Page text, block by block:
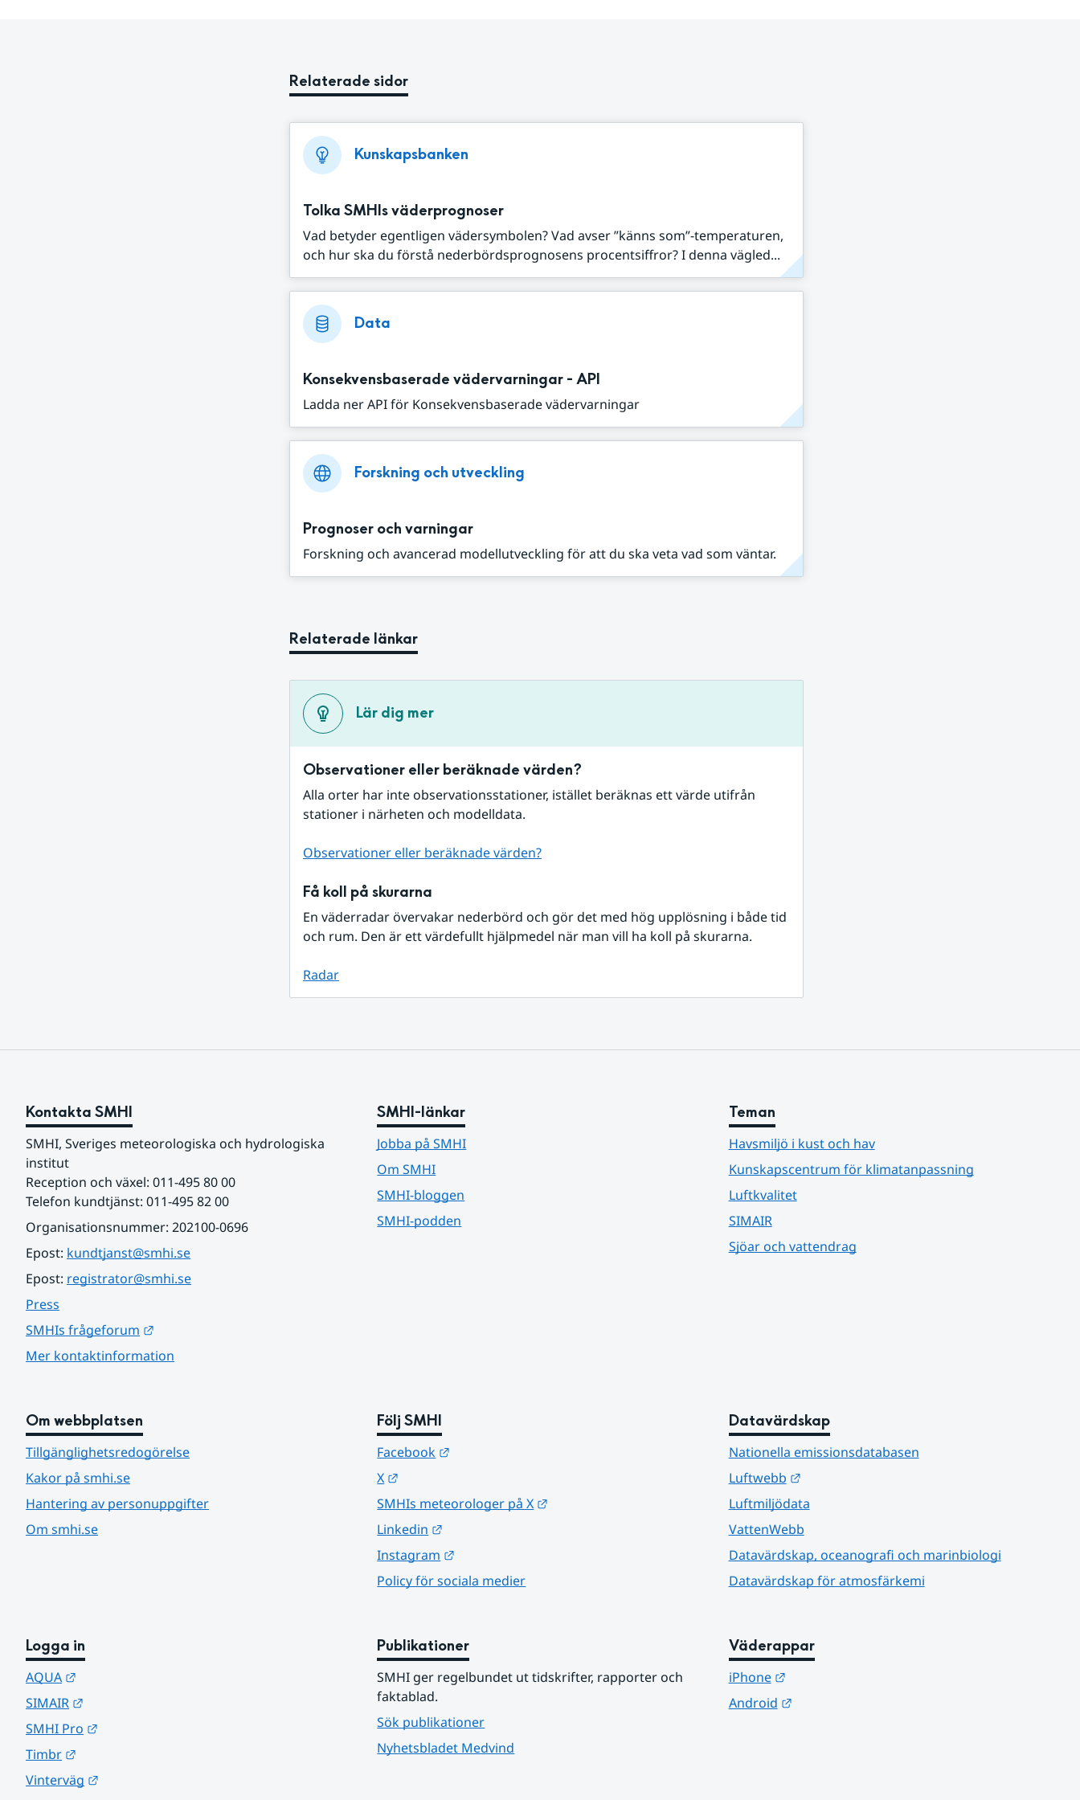
Relaterade sidor
Kunskapsbanken
Tolka SMHIs väderprognoser
Vad betyder egentligen vädersymbolen? Vad avser ”känns som”-temperaturen,
och hur ska du förstå nederbördsprognosens procentsiffror? I denna vägled...
Data
Konsekvensbaserade vädervarningar - API
Ladda ner API för Konsekvensbaserade vädervarningar
Forskning och utveckling
Prognoser och varningar
Forskning och avancerad modellutveckling för att du ska veta vad som väntar.
Relaterade länkar
Lär dig mer
Observationer eller beräknade värden?
Alla orter har inte observationsstationer, istället beräknas ett värde utifrån
stationer i närheten och modelldata.
Observationer eller beräknade värden?
Få koll på skurarna
En väderradar övervakar nederbörd och gör det med hög upplösning i både tid
och rum. Den är ett värdefullt hjälpmedel när man vill ha koll på skurarna.
Radar
Kontakta SMHI
SMHI, Sveriges meteorologiska och hydrologiska
institut
Reception och växel: 011-495 80 00
Telefon kundtjänst: 011-495 82 00
Organisationsnummer: 202100-0696
Epost: kundtjanst@smhi.se
Epost: registrator@smhi.se
Press
SMHIs frågeforum
Mer kontaktinformation
SMHI-länkar
Jobba på SMHI
Om SMHI
SMHI-bloggen
SMHI-podden
Teman
Havsmiljö i kust och hav
Kunskapscentrum för klimatanpassning
Luftkvalitet
SIMAIR
Sjöar och vattendrag
Om webbplatsen
Tillgänglighetsredogörelse
Kakor på smhi.se
Hantering av personuppgifter
Om smhi.se
Följ SMHI
Facebook
X
SMHIs meteorologer på X
Linkedin
Instagram
Policy för sociala medier
Datavärdskap
Nationella emissionsdatabasen
Luftwebb
Länk till annan webbplats.
Luftmiljödata
VattenWebb
Datavärdskap, oceanografi och marinbiologi
Datavärdskap för atmosfärkemi
Logga in
AQUA
SIMAIR
SMHI Pro
Timbr
Vinterväg
Publikationer
SMHI ger regelbundet ut tidskrifter, rapporter och
faktablad.
Sök publikationer
Nyhetsbladet Medvind
Väderappar
iPhone
Länk till annan webbplats.
Android
Länk till annan webbplats.